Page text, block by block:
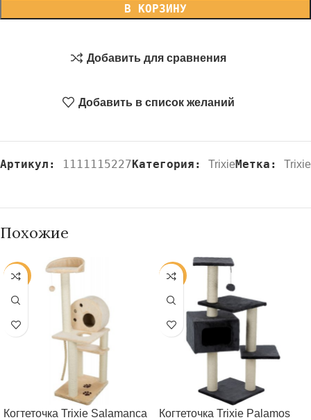
В КОРЗИНУ
Добавить для сравнения
Добавить в список желаний
Артикул: 1111115227Категория: TrixieМетка: Trixie
Похожие
-20%
Когтеточка Trixie Salamanca
-20%
Когтеточка Trixie Palamos